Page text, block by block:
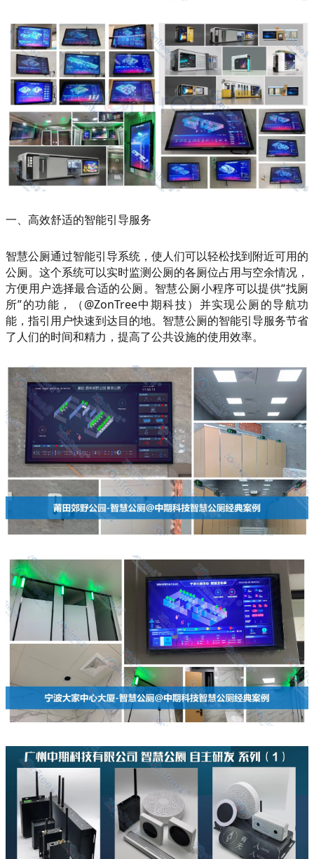
一、高效舒适的智能引导服务
智慧公厕通过智能引导系统，使人们可以轻松找到附近可用的
公厕。这个系统可以实时监测公厕的各厕位占用与空余情况，
方便用户选择最合适的公厕。智慧公厕小程序可以提供“找厕
所”的功能，（@ZonTree中期科技）并实现公厕的导航功
能，指引用户快速到达目的地。智慧公厕的智能引导服务节省
了人们的时间和精力，提高了公共设施的使用效率。